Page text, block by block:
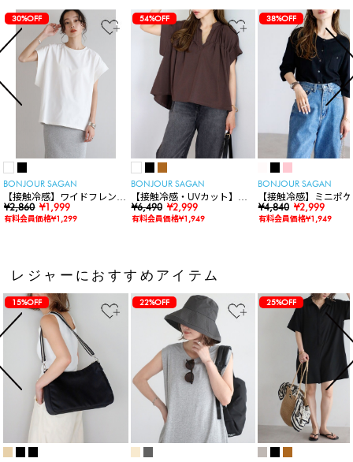
30%OFF
BONJOUR SAGAN
【接触冷感】ワイドフレンチ
スリーブTシャツ
¥2,860 ¥1,999
有料会員価格¥1,299
54%OFF
BONJOUR SAGAN
【接触冷感・UVカット】シ
ャーリングスキッパートップ
ス
¥6,490 ¥2,999
有料会員価格¥1,949
38%OFF
BONJOUR SAGAN
【接触冷感】ミニポ
袖ニットカーディガン
¥4,840 ¥2,999
有料会員価格¥1,949
レジャーにおすすめアイテム
15%OFF 22%OFF 25%OFF